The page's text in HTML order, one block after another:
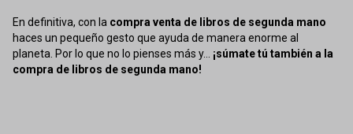
En definitiva, con la compra venta de libros de segunda mano
haces un pequeño gesto que ayuda de manera enorme al
planeta. Por lo que no lo pienses más y... ¡súmate tú también a la
compra de libros de segunda mano!